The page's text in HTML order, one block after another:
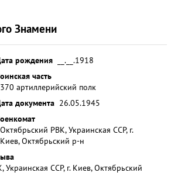
Знамени
рождения
__.__.1918
часть
370 артиллерийский полк
документа 26.05.1945
Октябрьский РВК, Украинская ССР, г.
Киев, Октябрьский р-н
Украинская ССР, г. Киев, Октябрьский